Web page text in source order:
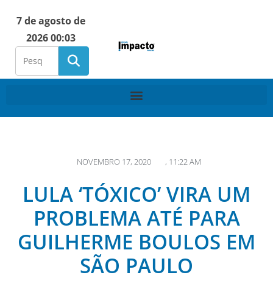
7 de agosto de
2026 00:03
NOVEMBRO 17, 2020 , 11:22 AM
LULA ‘TÓXICO’ VIRA UM
PROBLEMA ATÉ PARA
GUILHERME BOULOS EM
SÃO PAULO